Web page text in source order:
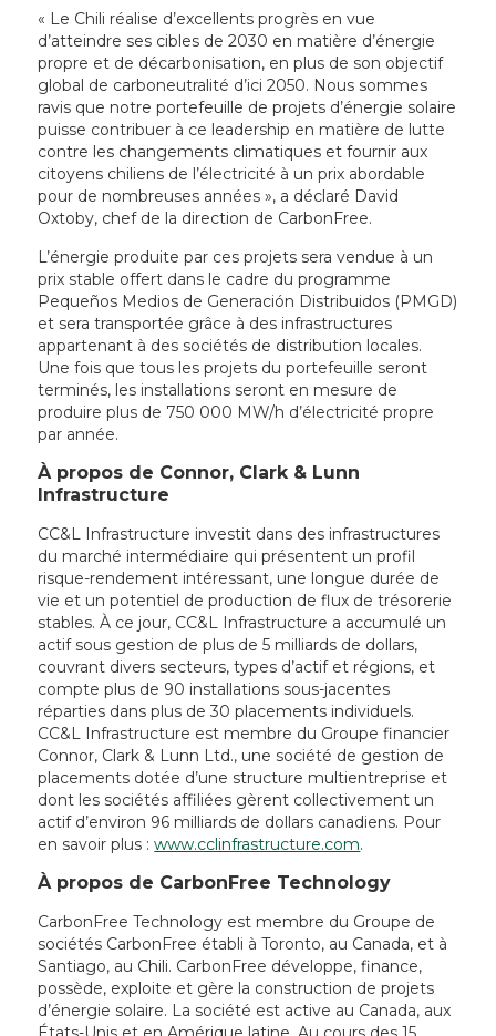
« Le Chili réalise d’excellents progrès en vue
d’atteindre ses cibles de 2030 en matière d’énergie
propre et de décarbonisation, en plus de son objectif
global de carboneutralité d’ici 2050. Nous sommes
ravis que notre portefeuille de projets d’énergie solaire
puisse contribuer à ce leadership en matière de lutte
contre les changements climatiques et fournir aux
citoyens chiliens de l’électricité à un prix abordable
pour de nombreuses années », a déclaré David
Oxtoby, chef de la direction de CarbonFree.
L’énergie produite par ces projets sera vendue à un
prix stable offert dans le cadre du programme
Pequeños Medios de Generación Distribuidos (PMGD)
et sera transportée grâce à des infrastructures
appartenant à des sociétés de distribution locales.
Une fois que tous les projets du portefeuille seront
terminés, les installations seront en mesure de
produire plus de 750 000 MW/h d’électricité propre
par année.
À propos de Connor, Clark & Lunn
Infrastructure
CC&L Infrastructure investit dans des infrastructures
du marché intermédiaire qui présentent un profil
risque-rendement intéressant, une longue durée de
vie et un potentiel de production de flux de trésorerie
stables. À ce jour, CC&L Infrastructure a accumulé un
actif sous gestion de plus de 5 milliards de dollars,
couvrant divers secteurs, types d’actif et régions, et
compte plus de 90 installations sous-jacentes
réparties dans plus de 30 placements individuels.
CC&L Infrastructure est membre du Groupe financier
Connor, Clark & Lunn Ltd., une société de gestion de
placements dotée d’une structure multientreprise et
dont les sociétés affiliées gèrent collectivement un
actif d’environ 96 milliards de dollars canadiens. Pour
en savoir plus :www.cclinfrastructure.com.
À propos de CarbonFree Technology
CarbonFree Technology est membre du Groupe de
sociétés CarbonFree établi à Toronto, au Canada, et à
Santiago, au Chili. CarbonFree développe, finance,
possède, exploite et gère la construction de projets
d’énergie solaire. La société est active au Canada, aux